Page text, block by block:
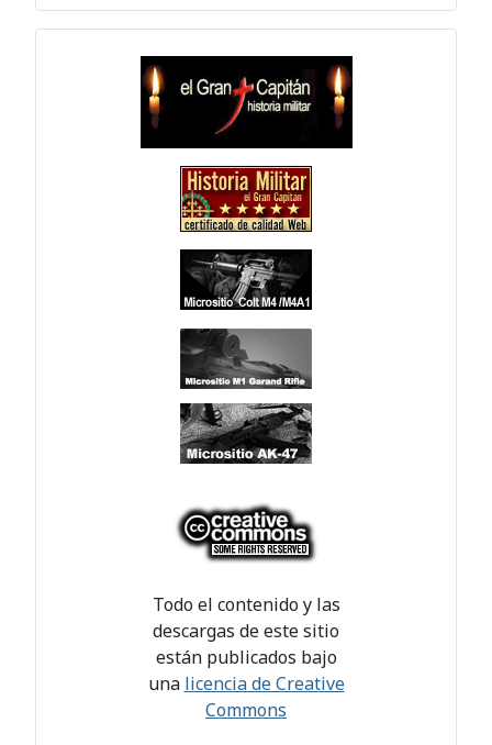
Todo el contenido y las
descargas de este sitio
están publicados bajo
una licencia de Creative
Commons